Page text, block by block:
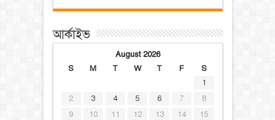
আর্কাইভ
August 2026
S
M T W T F
S
1
2
3 4 5 6 7
8
9
10 11 12 13 14
15